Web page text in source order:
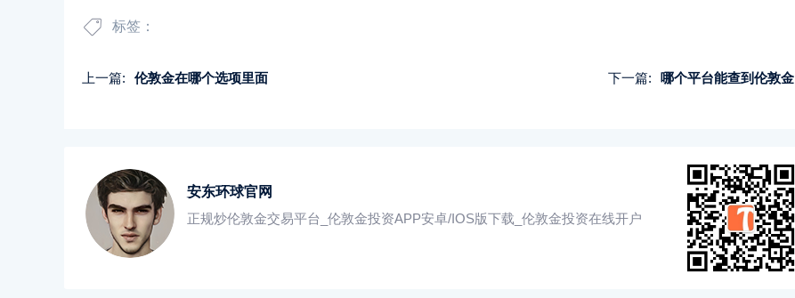
标签：
上一篇: 伦敦金在哪个选项里面 下一篇: 哪个平台能查到伦敦金
安东环球官网
正规炒伦敦金交易平台_伦敦金投资APP安卓/IOS版下载_伦敦金投资在线开户